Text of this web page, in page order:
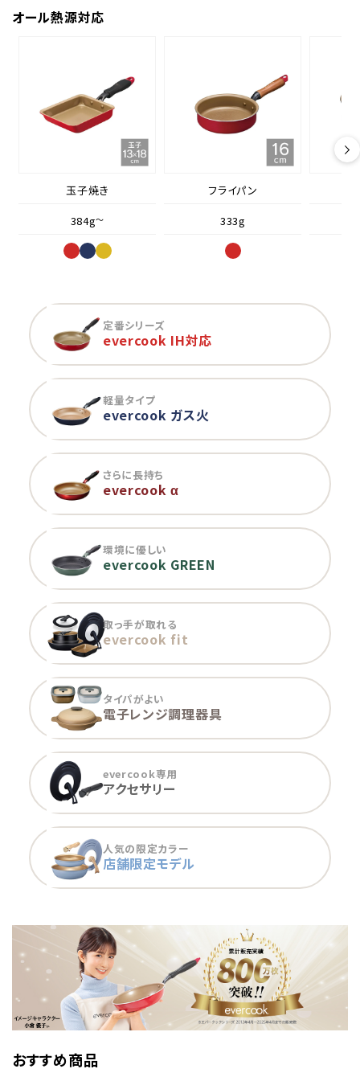
オール熱源対応
玉子焼き
384g～
フライパン
333g
定番シリーズ
evercook IH対応
軽量タイプ
evercook ガス火
さらに長持ち
evercook α
環境に優しい
evercook GREEN
取っ手が取れる
evercook fit
タイパがよい
電子レンジ調理器具
evercook専用
アクセサリー
人気の限定カラー
店舗限定モデル
おすすめ商品